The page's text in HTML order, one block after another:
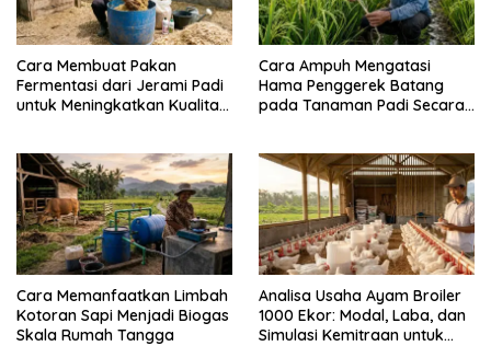
Cara Membuat Pakan
Fermentasi dari Jerami Padi
untuk Meningkatkan Kualitas
Cara Ampuh Mengatasi
Hama Penggerek Batang
pada Tanaman Padi Secara
Cara Memanfaatkan Limbah
Kotoran Sapi Menjadi Biogas
Skala Rumah Tangga
Analisa Usaha Ayam Broiler
1000 Ekor: Modal, Laba, dan
Simulasi Kemitraan untuk